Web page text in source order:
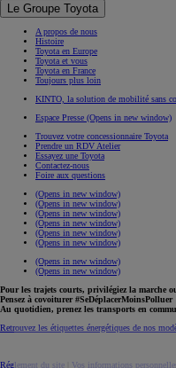
Le Groupe Toyota
A propos de nous
Histoire
Toyota en Europe
Toyota et vous
Toyota en France
Toujours plus loin
KINTO, la solution de mobilité sans
Espace Presse (Opens in new window)
Trouvez votre concessionnaire Toyota
Prendre un RDV Atelier
Essayez une Toyota
Contactez-nous
Foire aux questions
(Opens in new window)
(Opens in new window)
(Opens in new window)
(Opens in new window)
(Opens in new window)
(Opens in new window)
(Opens in new window)
(Opens in new window)
Pour les trajets courts, privilégiez la marche
Pensez à covoiturer #SeDéplacerMoinsPolluer
Au quotidien, prenez les transports en
Retrouvez les étiquettes énergétiques de nos
Réglement du site Vos informations